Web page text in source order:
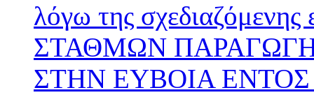
λόγω της
ΣΤΑΘΜΩΝ
ΣΤΗΝ ΕΥΒΟΙΑ